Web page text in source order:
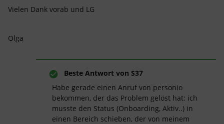
Vielen Dank vorab und LG
Olga
Beste Antwort von S37
Habe gerade einen Anruf von personio
bekommen, der das Problem gelöst hat: ich
musste den Status (Onboarding, Aktiv..) in
einen Bereich schieben, der von meinem